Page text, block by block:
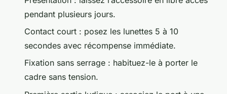
pendant plusieurs jours.
Contact court : posez les lunettes 5 à 10
secondes avec récompense immédiate.
Fixation sans serrage : habituez-le à porter le
cadre sans tension.